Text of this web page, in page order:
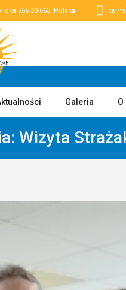
265 30-663 Polska tel/
Galeria
Wizyta